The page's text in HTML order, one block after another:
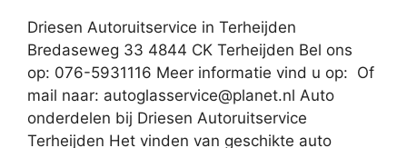
Driesen Autoruitservice in Terheijden
Bredaseweg 33 4844 CK Terheijden Bel ons
op: 076-5931116 Meer informatie vind u op: Of
mail naar: autoglasservice@planet.nl Auto
onderdelen bij Driesen Autoruitservice
Terheijden Het vinden van geschikte auto